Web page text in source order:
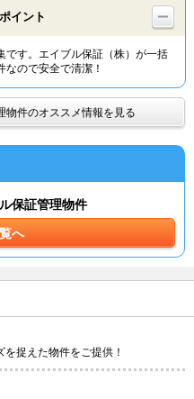
イント
です。エイブル保証（株）が一括
なので安全で清潔！
物件のオススメ情報を見る
保証管理物件
へ
捉えた物件をご提供！